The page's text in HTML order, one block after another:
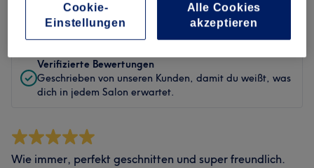
Bewertung Nach Sternen filtern
Verifizierte Bewertungen
Geschrieben von unseren Kunden, damit du weißt, was
dich in jedem Salon erwartet.
Wie immer, perfekt geschnitten und super freundlich.
Cookie-
Einstellungen
Alle Cookies
akzeptieren